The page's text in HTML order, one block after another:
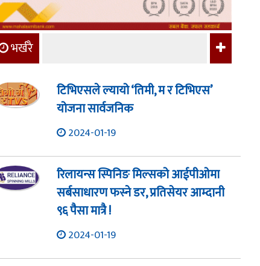
भर्खरै
टिभिएसले ल्यायो ‘तिमी, म र टिभिएस’
योजना सार्वजनिक
2024-01-19
रिलायन्स स्पिनिङ मिल्सको आईपीओमा
सर्बसाधारण फस्ने डर, प्रतिसेयर आम्दानी
९६ पैसा मात्रै !
2024-01-19